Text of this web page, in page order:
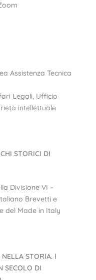
Assistenza Tecnica
Legali, Ufficio
intellettuale
STORICI DI
Divisione VI –
Brevetti e
del Made in Italy
STORIA. I
SECOLO DI